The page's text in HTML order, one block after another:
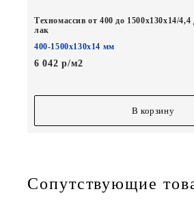
Техномассив от 400 до 1500х130х14/
лак
400-1500х130х14 мм
6 042 р/м2
В корзину
Сопутствующие